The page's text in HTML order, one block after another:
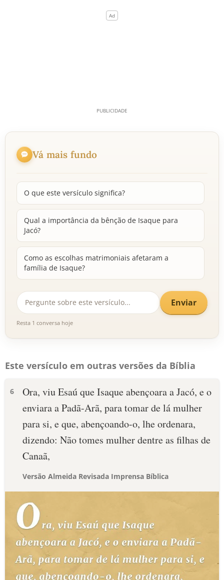
Vá mais fundo
O que este versículo significa?
Qual a importância da bênção de Isaque para
Jacó?
Como as escolhas matrimoniais afetaram a
família de Isaque?
Enviar
Resta 1 conversa hoje
Este versículo em outras versões da Bíblia
6
Ora, viu Esaú que Isaque abençoara a Jacó, e o
enviara a Padã-Arã, para tomar de lá mulher
para si, e que, abençoando-o, lhe ordenara,
dizendo: Não tomes mulher dentre as filhas de
Canaã,
Versão Almeida Revisada Imprensa Bíblica